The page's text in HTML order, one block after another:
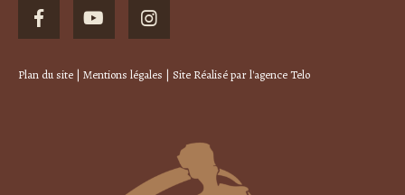
Plan du site | Mentions légales | Site Réalisé parl'agence Telo